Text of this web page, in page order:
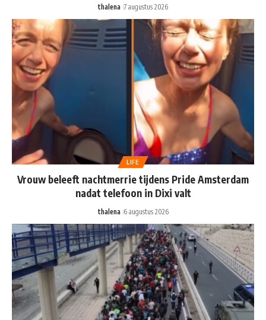
thalena 7 augustus 2026
LIFE
Vrouw beleeft nachtmerrie tijdens Pride Amsterdam
nadat telefoon in Dixi valt
thalena 6 augustus 2026